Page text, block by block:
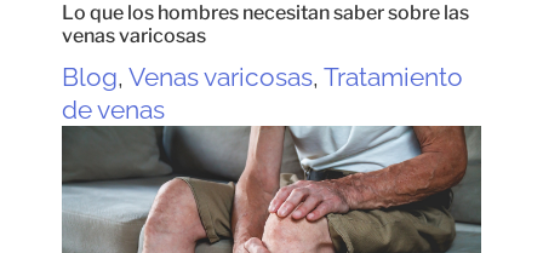
Lo que los hombres necesitan saber sobre las
venas varicosas
Blog,Venas varicosas,Tratamiento
de venas